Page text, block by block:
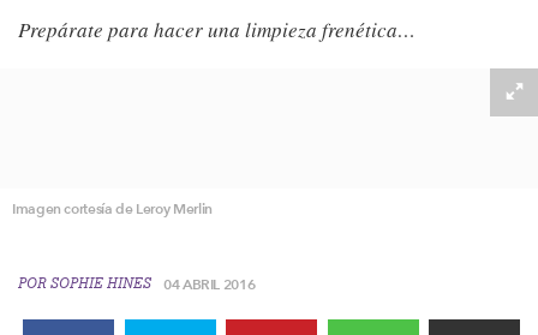
Prepárate para hacer una limpieza frenética…
Imagen cortesía de Leroy Merlin
POR SOPHIE HINES 04 ABRIL 2016